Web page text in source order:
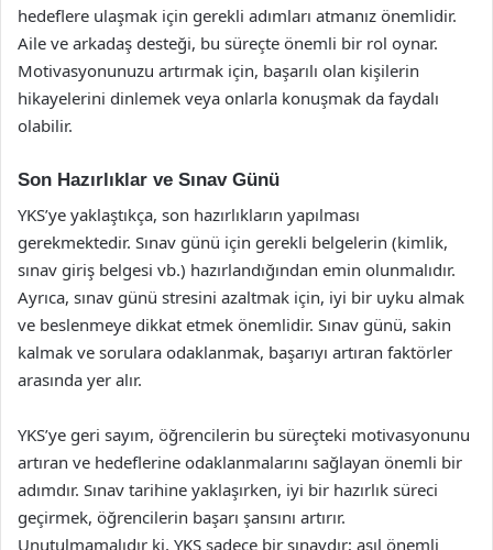
hedeflere ulaşmak için gerekli adımları atmanız önemlidir.
Aile ve arkadaş desteği, bu süreçte önemli bir rol oynar.
Motivasyonunuzu artırmak için, başarılı olan kişilerin
hikayelerini dinlemek veya onlarla konuşmak da faydalı
olabilir.
Son Hazırlıklar ve Sınav Günü
YKS’ye yaklaştıkça, son hazırlıkların yapılması
gerekmektedir. Sınav günü için gerekli belgelerin (kimlik,
sınav giriş belgesi vb.) hazırlandığından emin olunmalıdır.
Ayrıca, sınav günü stresini azaltmak için, iyi bir uyku almak
ve beslenmeye dikkat etmek önemlidir. Sınav günü, sakin
kalmak ve sorulara odaklanmak, başarıyı artıran faktörler
arasında yer alır.
YKS’ye geri sayım, öğrencilerin bu süreçteki motivasyonunu
artıran ve hedeflerine odaklanmalarını sağlayan önemli bir
adımdır. Sınav tarihine yaklaşırken, iyi bir hazırlık süreci
geçirmek, öğrencilerin başarı şansını artırır.
Unutulmamalıdır ki, YKS sadece bir sınavdır; asıl önemli